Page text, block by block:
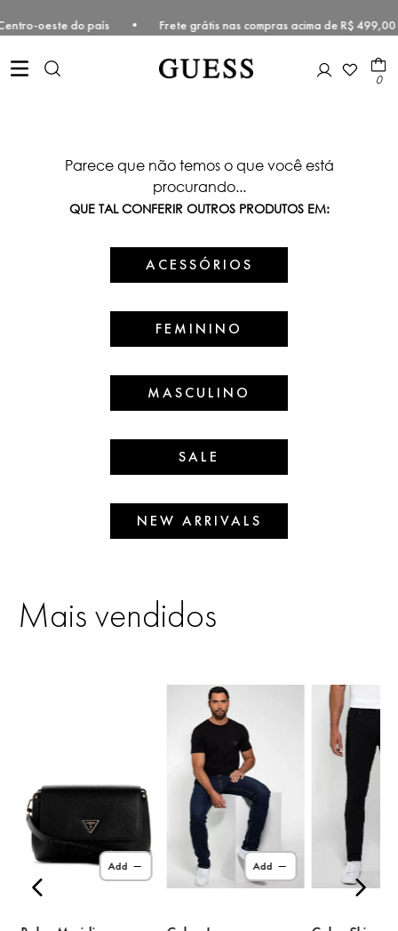
e Centro-oeste do país • Frete grátis nas compras acima de
0
Parece que não temos o que você está
procurando...
QUE TAL CONFERIR OUTROS PRODUTOS EM:
ACESSÓRIOS
FEMININO
MASCULINO
SALE
NEW ARRIVALS
Mais vendidos
Add Add